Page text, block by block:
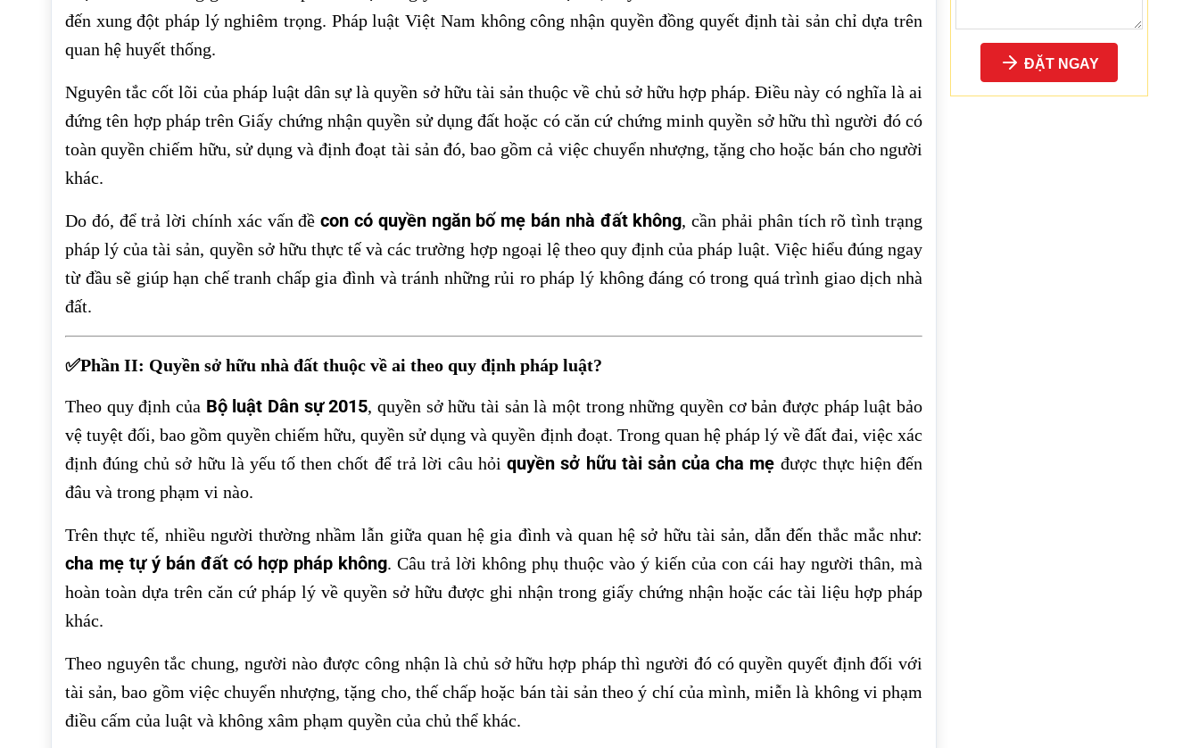
đến xung đột pháp lý nghiêm trọng. Pháp luật Việt Nam không công nhận quyền đồng quyết định tài sản chỉ dựa trên
quan hệ huyết thống.
Nguyên tắc cốt lõi của pháp luật dân sự là quyền sở hữu tài sản thuộc về chủ sở hữu hợp pháp. Điều này có nghĩa là ai
đứng tên hợp pháp trên Giấy chứng nhận quyền sử dụng đất hoặc có căn cứ chứng minh quyền sở hữu thì người đó có
toàn quyền chiếm hữu, sử dụng và định đoạt tài sản đó, bao gồm cả việc chuyển nhượng, tặng cho hoặc bán cho người
khác.
Do đó, để trả lời chính xác vấn đềcon có quyền ngăn bố mẹ bán nhà đất không, cần phải phân tích rõ tình trạng
pháp lý của tài sản, quyền sở hữu thực tế và các trường hợp ngoại lệ theo quy định của pháp luật. Việc hiểu đúng ngay
từ đầu sẽ giúp hạn chế tranh chấp gia đình và tránh những rủi ro pháp lý không đáng có trong quá trình giao dịch nhà
đất.
✅Phần II: Quyền sở hữu nhà đất thuộc về ai theo quy định pháp luật?
Theo quy định của Bộ luật Dân sự 2015, quyền sở hữu tài sản là một trong những quyền cơ bản được pháp luật bảo
vệ tuyệt đối, bao gồm quyền chiếm hữu, quyền sử dụng và quyền định đoạt. Trong quan hệ pháp lý về đất đai, việc xác
định đúng chủ sở hữu là yếu tố then chốt để trả lời câu hỏiquyền sở hữu tài sản của cha mẹ được thực hiện đến
đâu và trong phạm vi nào.
Trên thực tế, nhiều người thường nhầm lẫn giữa quan hệ gia đình và quan hệ sở hữu tài sản, dẫn đến thắc mắc như:
cha mẹ tự ý bán đất có hợp pháp không. Câu trả lời không phụ thuộc vào ý kiến của con cái hay người thân, mà
hoàn toàn dựa trên căn cứ pháp lý về quyền sở hữu được ghi nhận trong giấy chứng nhận hoặc các tài liệu hợp pháp
khác.
Theo nguyên tắc chung, người nào được công nhận là chủ sở hữu hợp pháp thì người đó có quyền quyết định đối với
tài sản, bao gồm việc chuyển nhượng, tặng cho, thế chấp hoặc bán tài sản theo ý chí của mình, miễn là không vi phạm
điều cấm của luật và không xâm phạm quyền của chủ thể khác.
ĐẶT NGAY